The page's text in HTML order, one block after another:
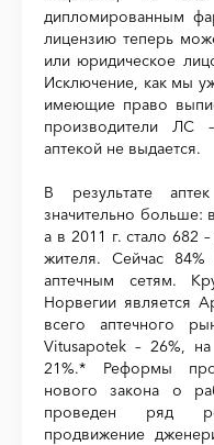
дипломированным
лицензию теперь
или юридическое
Исключение, как мы
имеющие право
производители ЛС
аптекой не выдается.
В результате
значительно больше:
а в 2011 г. стало 682
жителя. Сейчас 84%
аптечным сетям.
Норвегии является
всего аптечного
Vitusapotek – 26%,
21%.* Реформы
нового закона о
проведен ряд
продвижение